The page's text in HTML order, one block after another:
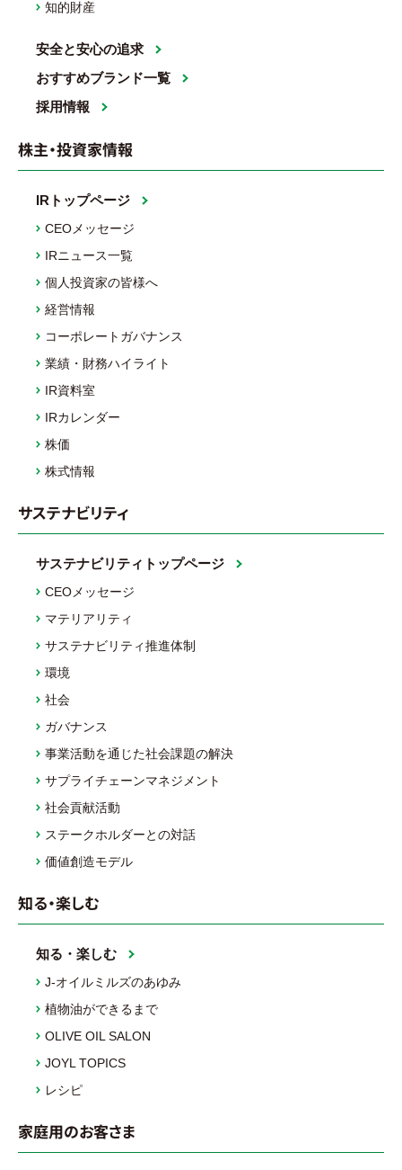
知的財産
安全と安心の追求
おすすめブランド一覧
採用情報
株主・投資家情報
IRトップページ
CEOメッセージ
IRニュース一覧
個人投資家の皆様へ
経営情報
コーポレートガバナンス
業績・財務ハイライト
IR資料室
IRカレンダー
株価
株式情報
サステナビリティ
サステナビリティトップページ
CEOメッセージ
マテリアリティ
サステナビリティ推進体制
環境
社会
ガバナンス
事業活動を通じた社会課題の解決
サプライチェーンマネジメント
社会貢献活動
ステークホルダーとの対話
価値創造モデル
知る・楽しむ
知る・楽しむ
J-オイルミルズのあゆみ
植物油ができるまで
OLIVE OIL SALON
JOYL TOPICS
レシピ
家庭用のお客さま